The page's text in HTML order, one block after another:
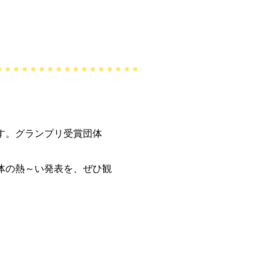
。グランプリ受賞団体
の熱～い発表を、ぜひ観